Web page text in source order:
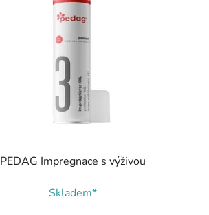
PEDAG Impregnace s výživou
Skladem*